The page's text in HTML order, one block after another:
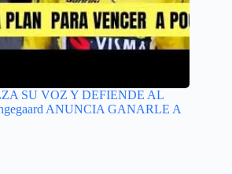
SU VOZ Y DEFIENDE AL
ANUNCIA GANARLE A